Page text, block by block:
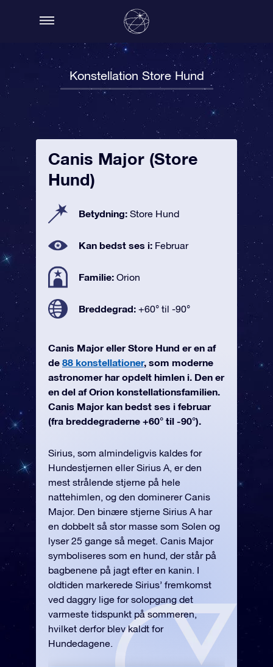
Konstellation Store Hund
Canis Major (Store
Hund)
Betydning: Store Hund
Kan bedst ses i: Februar
Familie: Orion
Breddegrad: +60° til -90°
Canis Major eller Store Hund er en af
de 88 konstellationer, som moderne
astronomer har opdelt himlen i. Den er
en del af Orion konstellationsfamilien.
Canis Major kan bedst ses i februar
(fra breddegraderne +60° til -90°).
Sirius, som almindeligvis kaldes for
Hundestjernen eller Sirius A, er den
mest strålende stjerne på hele
nattehimlen, og den dominerer Canis
Major. Den binære stjerne Sirius A har
en dobbelt så stor masse som Solen og
lyser 25 gange så meget. Canis Major
symboliseres som en hund, der står på
bagbenene på jagt efter en kanin. I
oldtiden markerede Sirius’ fremkomst
ved daggry lige før solopgang det
varmeste tidspunkt på sommeren,
hvilket derfor blev kaldt for
Hundedagene.